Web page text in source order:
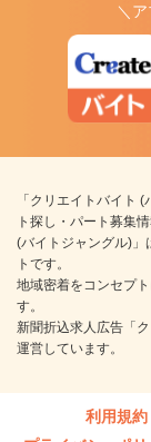
＼
「クリエイトバイト
ト探し・パート募集
(バイトジャングル)」
トです。
地域密着をコンセプ
す。
新聞折込求人広告「
運営しています。
利用規約